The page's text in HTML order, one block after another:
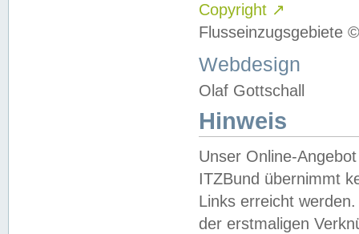
Copyright ↗
Flusseinzugsgebiete
Webdesign
Olaf Gottschall
Hinweis
Unser Online-
ITZBund übernimmt
Links erreicht
der erstmaligen